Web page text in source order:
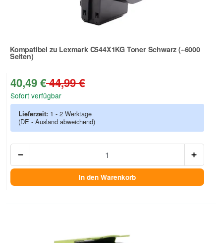
Kompatibel zu Lexmark C544X1KG Toner Schwarz (~6000
Seiten)
Zur Artikelbewertung
40,49 €44,99 €
Sofort verfügbar
Lieferzeit: 1 - 2 Werktage
(DE - Ausland abweichend)
In den Warenkorb